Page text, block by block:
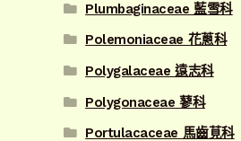
Plumbaginaceae 藍雪科
Polemoniaceae 花蔥科
Polygalaceae 遠志科
Polygonaceae 蓼科
Portulacaceae 馬齒莧科